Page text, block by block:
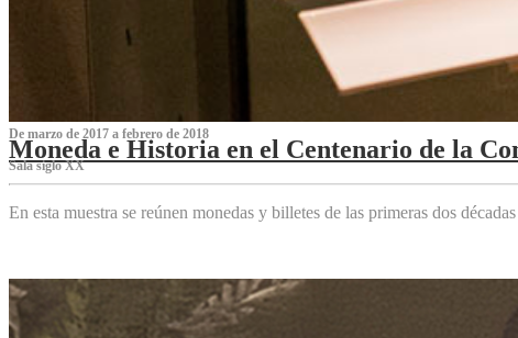
De marzo de 2017 a febrero de 2018
Moneda e Historia en el Centenario de la
Sala siglo XX
En esta muestra se reúnen monedas y billetes de las primeras dos